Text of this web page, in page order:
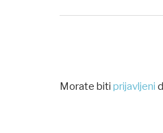
Morate biti prijavljeni